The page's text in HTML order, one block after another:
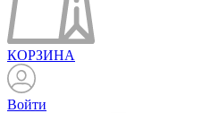
КОРЗИНА
Войти